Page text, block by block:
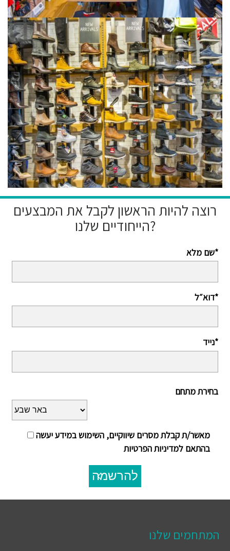
רוצה להיות הראשון לקבל את המבצעים
הייחודיים שלנו?
שם מלא*
דוא״ל*
נייד*
בחירת מתחם
מאשר/ת קבלת מסרים שיווקיים, השימוש במידע יעשה
בהתאם למדיניות הפרטיות
להרשמה
המתחמים שלנו